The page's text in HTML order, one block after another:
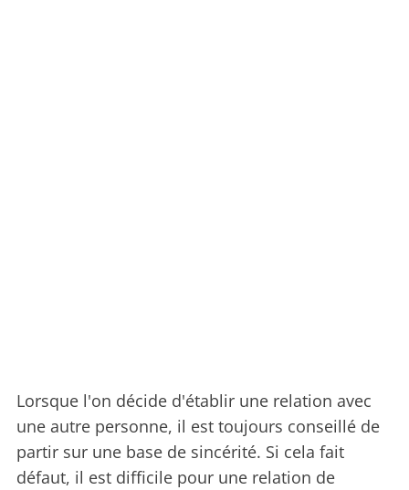
Lorsque l'on décide d'établir une relation avec
une autre personne, il est toujours conseillé de
partir sur une base de sincérité. Si cela fait
défaut, il est difficile pour une relation de